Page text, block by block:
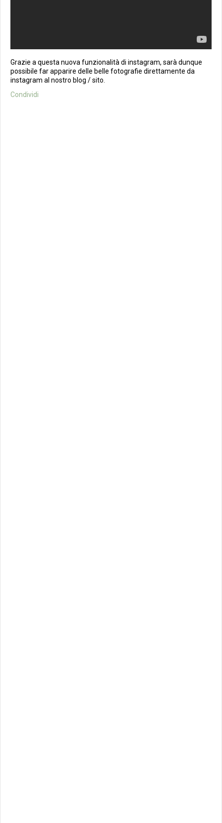
Grazie a questa nuova funzionalità di instagram, sarà dunque
possibile far apparire delle belle fotografie direttamente da
instagram al nostro blog / sito.
Condividi